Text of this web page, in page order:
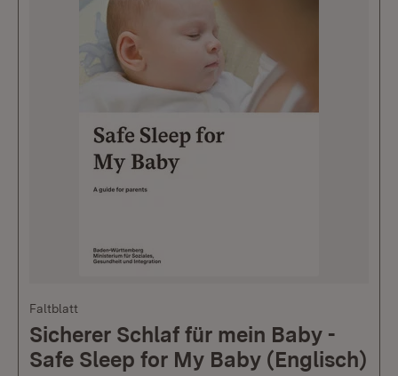
Faltblatt
Sicherer Schlaf für mein Baby -
Safe Sleep for My Baby (Englisch)